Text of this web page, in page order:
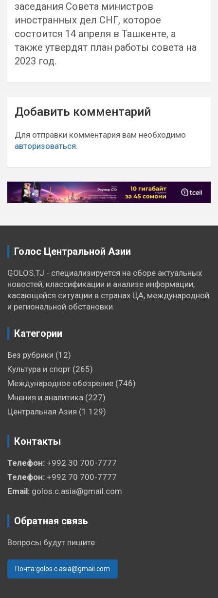
заседания Совета министров
иностранных дел СНГ, которое
состоится 14 апреля в Ташкенте, а
также утвердят план работы совета на
2023 год.
Навигация
по
записям
Добавить комментарий
Для отправки комментария вам необходимо
авторизоваться.
Голос Центральной Азии
GOLOS.TJ - специализируется на сборе актуальных
новостей, классификации и анализе информации,
касающейся ситуации в странах ЦА, международной
и региональной обстановки.
Категории
Без рубрики (12)
Культура и спорт (265)
Международное обозрение (746)
Мнения и аналитика (227)
Центральная Азия (1 129)
Контакты
Телефон: +992 30 700-7777
Телефон: +992 70 700-7777
Email: golos.c.asia@gmail.com
Обратная связь
Вопросы будут пишите
Почта:golos.c.asia@gmail.com